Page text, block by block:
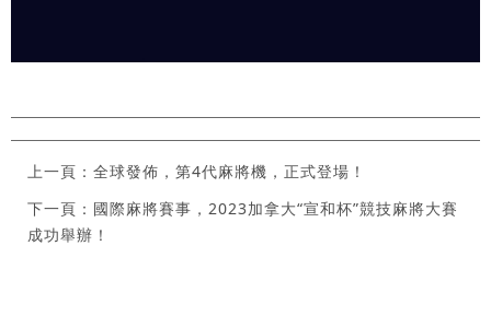
上一頁：全球發佈，第4代麻將機，正式登場！
下一頁：國際麻將賽事，2023加拿大“宣和杯”競技麻將大賽
成功舉辦！